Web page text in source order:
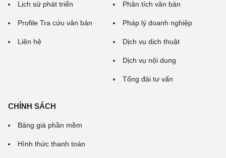
Lịch sử phát triển
Profile Tra cứu văn bản
Liên hệ
Phân tích văn bản
Pháp lý doanh nghiệp
Dịch vụ dịch thuật
Dịch vụ nội dung
Tổng đài tư vấn
CHÍNH SÁCH
Bảng giá phần mềm
Hình thức thanh toán